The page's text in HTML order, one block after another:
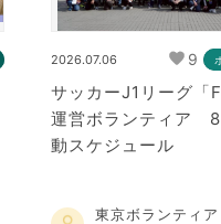
2026.07.06 9
サッカーJ1リーグ「
運営ボランティア
動スケジュール
東京ボランティ